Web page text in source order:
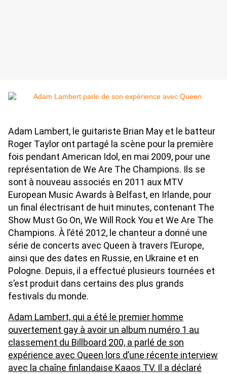
Adam Lambert, le guitariste Brian May et le batteur
Roger Taylor ont partagé la scène pour la première
fois pendant American Idol, en mai 2009, pour une
représentation de We Are The Champions. Ils se
sont à nouveau associés en 2011 aux MTV
European Music Awards à Belfast, en Irlande, pour
un final électrisant de huit minutes, contenant The
Show Must Go On, We Will Rock You et We Are The
Champions. À l’été 2012, le chanteur a donné une
série de concerts avec Queen à travers l’Europe,
ainsi que des dates en Russie, en Ukraine et en
Pologne. Depuis, il a effectué plusieurs tournées et
s’est produit dans certains des plus grands
festivals du monde.
Adam Lambert, qui a été le premier homme
ouvertement gay à avoir un album numéro 1 au
classement du Billboard 200, a parlé de son
expérience avec Queen lors d’une récente interview
avec la chaîne finlandaise Kaaos TV. Il a déclaré